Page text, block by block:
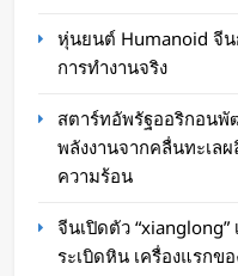
Oat Content
หุ่นยนต์ Humanoid จีน
การทำงานจริง
สตาร์ทอัพรัฐออริกอนพั
พลังงานจากคลื่นทะเล
ความร้อน
จีนเปิดตัว
ระเบิดหิน เครื่องแรกข